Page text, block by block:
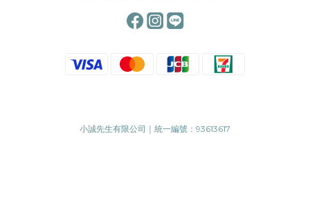
小誠先生有限公司｜統一編號：93613617